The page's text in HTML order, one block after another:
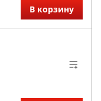
В корзину